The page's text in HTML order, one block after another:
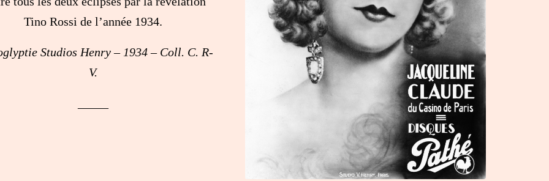
Tino Rossi de l’année 1934.
Studios Henry – 1934 – Coll. C. R-
V.